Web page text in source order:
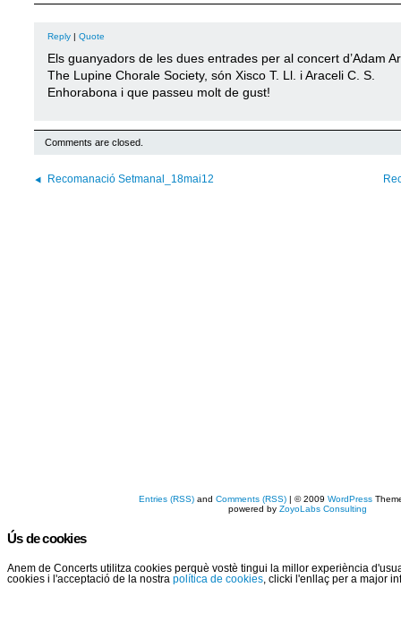
Reply | Quote
Els guanyadors de les dues entrades per al concert d’Adam
The Lupine Chorale Society, són Xisco T. Ll. i Araceli C. S.
Enhorabona i que passeu molt de gust!
Comments are closed.
Recomanació Setmanal_18mai12
Entries (RSS) andComments (RSS) | © 2009WordPress
powered byZoyoLabs Consulting
Ús de cookies
Anem de Concerts utilitza cookies perquè vostè tingui la millor experiència
cookies i l'acceptació de la nostra política de cookies , clicki l'enllaç per a major